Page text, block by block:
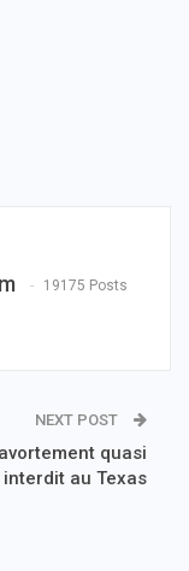
19175 Posts
NEXT POST
quasi
interdit au Texas